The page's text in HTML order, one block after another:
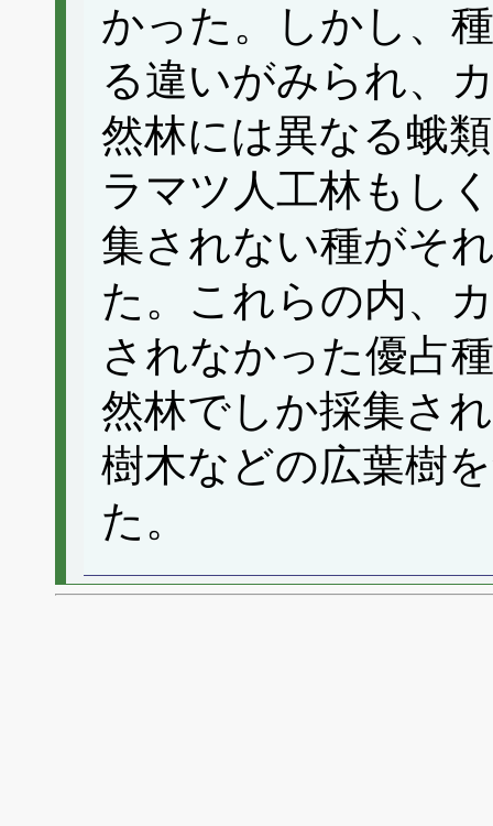
かった。しかし、
る違いがみられ、
然林には異なる蛾
ラマツ人工林もし
集されない種がそ
た。これらの内、
されなかった優占
然林でしか採集さ
樹木などの広葉樹
た。